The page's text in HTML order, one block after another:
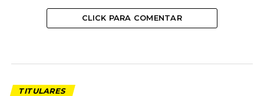
CLICK PARA COMENTAR
TITULARES